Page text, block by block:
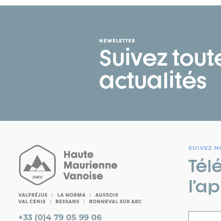
NEWSLETTER
Suivez
actualités
+33 (0)4 79 05 99 06
SUIVEZ